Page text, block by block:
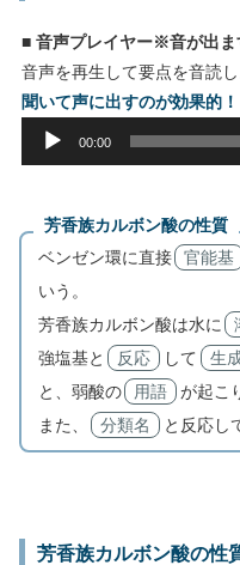
■ 音声プレイヤー※音が出ま
音声を再生して要点を音読し
聞いて声に出すのが効果的！
00:00
芳香族カルボン酸の性質
ベンゼン環に直接
官能基
いう。
芳香族カルボン酸は水に
強塩基と
反応 して 生
と、弱酸の
用語 が起こ
また、
分類名 と反応し
芳香族カルボン酸の性